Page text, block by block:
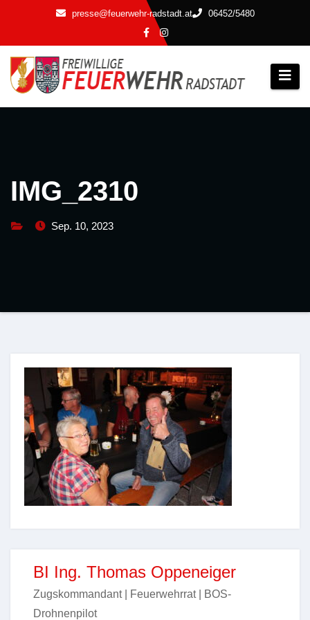
springen
presse@feuerwehr-radstadt.at 06452/5480
IMG_2310
Sep. 10, 2023
BI Ing. Thomas Oppeneiger
Zugskommandant | Feuerwehrrat | BOS-
Drohnenpilot